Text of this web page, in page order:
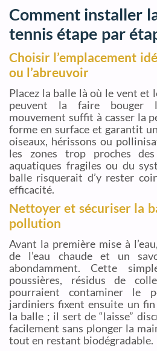
Comment installer
tennis étape par
Choisir l’emplacement
ou l’abreuvoir
Placez la balle là où le vent et
peuvent la faire bouger
mouvement suffit à casser la
forme en surface et garantit
oiseaux, hérissons ou
les zones trop proches
aquatiques fragiles ou du
balle risquerait d’y rester
efficacité.
Nettoyer et sécuriser la
pollution
Avant la première mise à
de l’eau chaude et un
abondamment. Cette
poussières, résidus de
pourraient contaminer le
jardiniers fixent ensuite un
la balle ; il sert de “laisse”
facilement sans plonger la
tout en restant biodégradable.